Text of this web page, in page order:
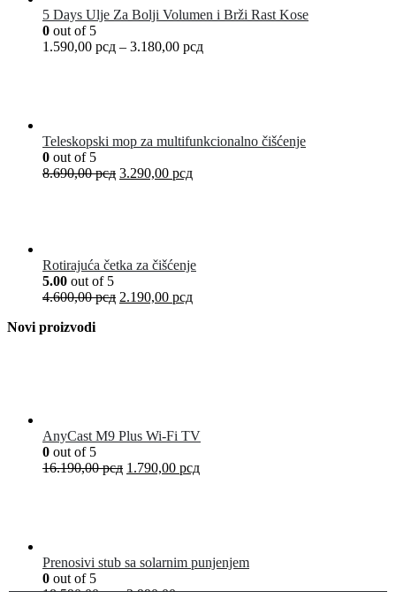
5 Days Ulje Za Bolji Volumen i Brži Rast Kose
0 out of 5
1.590,00 рсд – 3.180,00 рсд
Teleskopski mop za multifunkcionalno čišćenje
0 out of 5
8.690,00рсд 3.290,00 рсд
Rotirajuća četka za čišćenje
5.00 out of 5
4.600,00рсд 2.190,00 рсд
Novi proizvodi
AnyCast M9 Plus Wi-Fi TV
0 out of 5
16.190,00рсд 1.790,00 рсд
Prenosivi stub sa solarnim punjenjem
0 out of 5